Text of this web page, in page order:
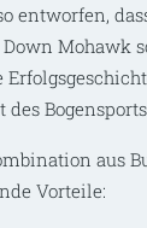
entworfen,
Down Mohawk
aus
Vorteile: